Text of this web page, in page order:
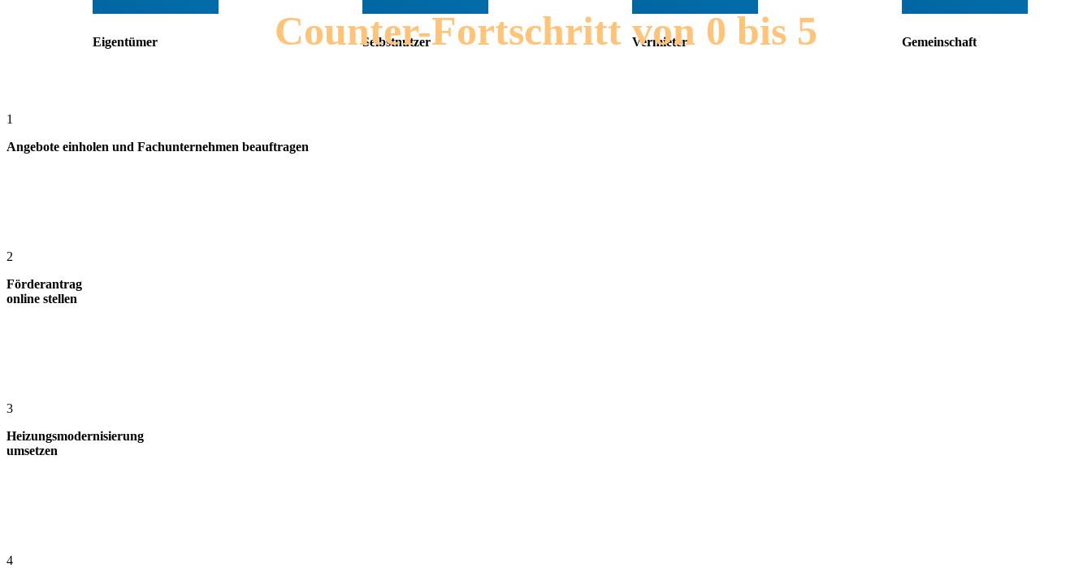
Eigentümer Selbstnutzer Vermieter Gemeinschaft
Counter-Fortschritt von 0 bis 5
1
Angebote einholen und Fachunternehmen beauftragen
2
Förderantrag
online stellen
3
Heizungsmodernisierung
umsetzen
4